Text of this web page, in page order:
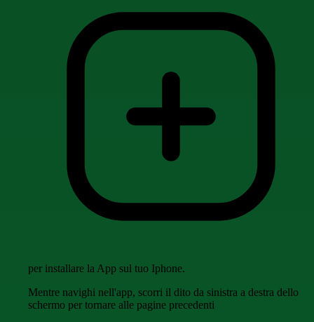
per installare la App sul tuo Iphone.
Mentre navighi nell'app, scorri il dito da sinistra a destra dello
schermo per tornare alle pagine precedenti